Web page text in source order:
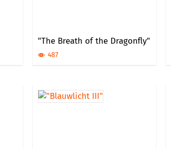
"The Breath of the Dragonfly"
487